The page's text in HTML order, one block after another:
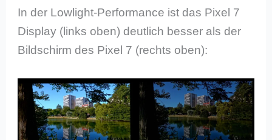
In der Lowlight-Performance ist das Pixel 7
Display (links oben) deutlich besser als der
Bildschirm des Pixel 7 (rechts oben):